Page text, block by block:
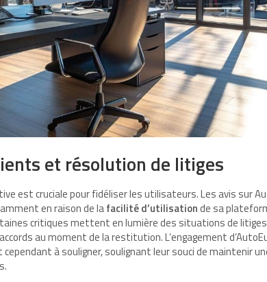
et résolution de litiges
est cruciale pour fidéliser les utilisateurs. Les avis sur
en raison de lafacilité d’utilisationde sa
critiques mettent en lumière des situations de
au moment de la restitution. L’engagement
à souligner, soulignant leur souci de maintenir